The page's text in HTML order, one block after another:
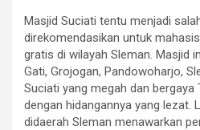
Masjid Suciati tentu menjadi
direkomendasikan untuk
gratis di wilayah Sleman. Masjid
Gati, Grojogan, Pandowoharjo,
Suciati yang megah dan bergaya
dengan hidangannya yang lezat.
didaerah Sleman menawarkan